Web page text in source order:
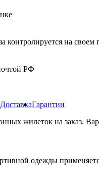
контролируется на своем
РФ
ДоставкаГарантии
жилеток на заказ.
одежды